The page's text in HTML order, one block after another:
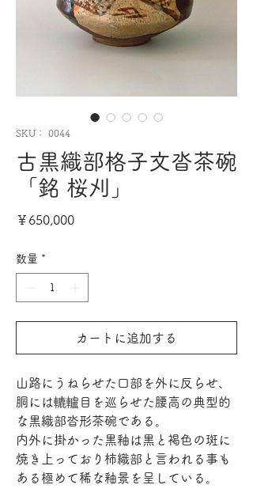
SKU： 0044
古黒織部格子文沓茶碗
「銘 桜刈」
￥650,000価
数量 *
カートに追加する
山路にうねらせた口部を外に反らせ、
胴には轆轤目を巡らせた腰高の典型的
な黒織部沓形茶碗である。
内外に掛かった黒釉は黒と褐色の斑に
焼き上っており柿織部と言われる事も
ある極めて稀な釉景を呈している。